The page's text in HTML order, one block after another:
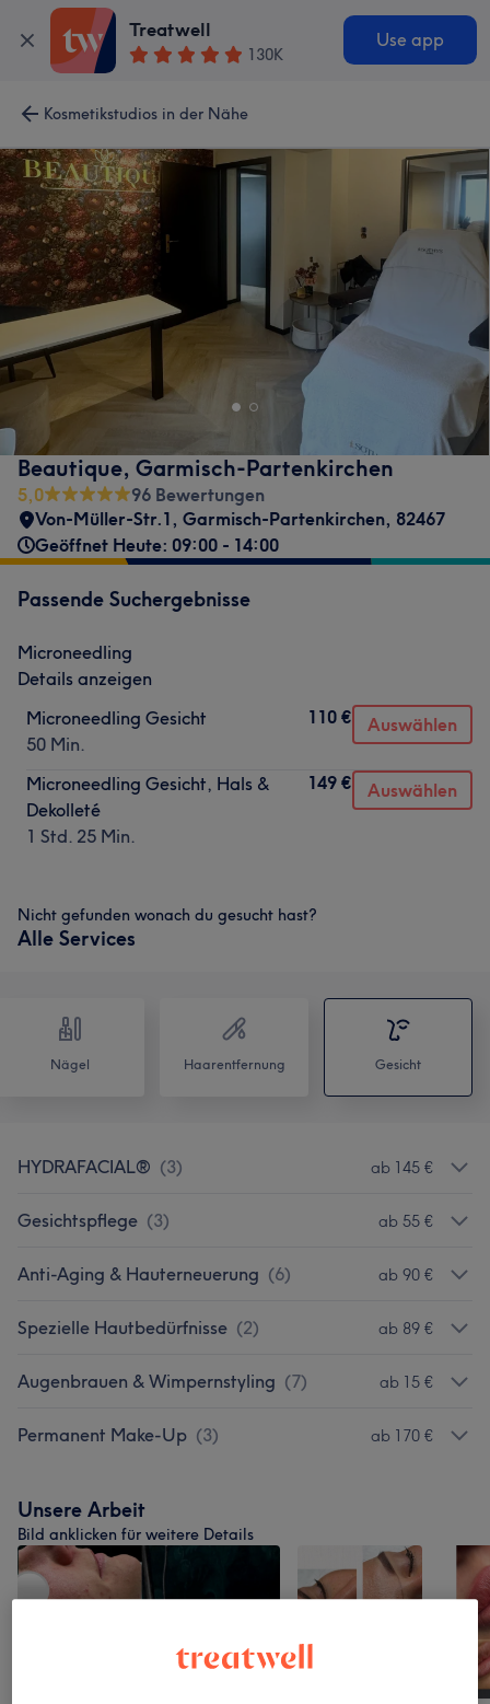
Treatwell
130K
Use app
Kosmetikstudios in der Nähe
Beautique, Garmisch-Partenkirchen
5,0
96 Bewertungen
Von-Müller-Str.1, Garmisch-Partenkirchen, 82467
Geöffnet Heute: 09:00 - 14:00
Passende Suchergebnisse
Microneedling
Details anzeigen
Microneedling Gesicht
50 Min.
110 € Auswählen
Microneedling Gesicht, Hals &
Dekolleté
1 Std. 25 Min.
149 € Auswählen
Nicht gefunden wonach du gesucht hast?
Alle Services
Nägel Haarentfernung Gesicht
HYDRAFACIAL® (3) ab 145 €
Gesichtspflege (3) ab 55 €
Anti-Aging & Hauterneuerung (6) ab 90 €
Spezielle Hautbedürfnisse (2) ab 89 €
Augenbrauen & Wimpernstyling (7) ab 15 €
Permanent Make-Up (3) ab 170 €
Unsere Arbeit
Bild anklicken für weitere Details